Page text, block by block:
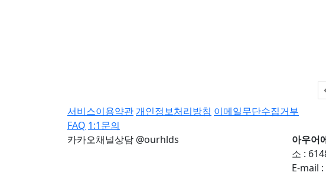
서비스이용약관 개인정보처리방침 이메일무단수집거부
FAQ 1:1문의
카카오채널상담 @ourhlds
아우어
소 :
E-mail :